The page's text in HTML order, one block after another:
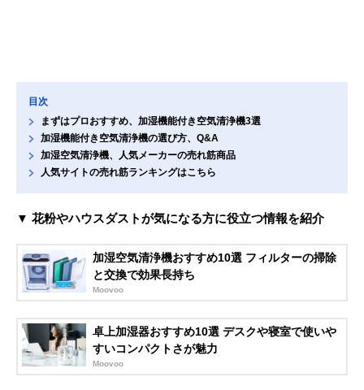
目次
まずはプロおすすめ、加湿機能付き空気清浄機3選
加湿機能付き空気清浄機の選び方、Q&A
加湿空気清浄機、人気メーカーの売れ筋商品
人気サイトの売れ筋ランキングはこちら
▼ 花粉やハウスダストが気になる方に役立つ情報を紹介
加湿空気清浄機おすすめ10選 フィルターの掃除
と交換で効果長持ち
Moovoo
卓上加湿器おすすめ10選 デスクや寝室で使いや
すいコンパクトさが魅力
Moovoo